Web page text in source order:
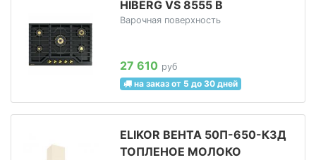
HIBERG VS 8555 B
Варочная поверхность
27 610 руб
на заказ от 5 до 30 дней
ELIKOR ВЕНТА 50П-650-К3Д
ТОПЛЕНОЕ МОЛОКО